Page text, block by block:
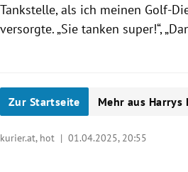
Tankstelle, als ich meinen Golf-
versorgte. „Sie tanken super!“,
Zur Startseite Mehr aus Harrys
kurier.at, hot | 01.04.2025, 20:55